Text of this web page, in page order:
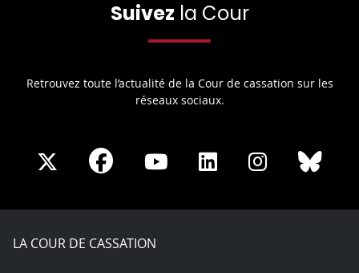
Suivez la Cour
Retrouvez toute l’actualité de la Cour de cassation sur les
réseaux sociaux.
Share
X
Share
Facebook
Share
Youtube
Share
LinkedIn
Share
Instagram
LA COUR DE CASSATION